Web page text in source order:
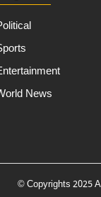
News
© Copyrights 2025